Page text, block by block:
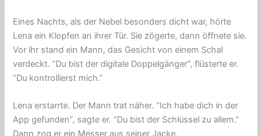
Eines Nachts, als der Nebel besonders dicht war, hörte
Lena ein Klopfen an ihrer Tür. Sie zögerte, dann öffnete sie.
Vor ihr stand ein Mann, das Gesicht von einem Schal
verdeckt. “Du bist der digitale Doppelgänger”, flüsterte er.
“Du kontrollierst mich.”
Lena erstarrte. Der Mann trat näher. “Ich habe dich in der
App gefunden”, sagte er. “Du bist der Schlüssel zu allem.”
Dann zog er ein Messer aus seiner Jacke.